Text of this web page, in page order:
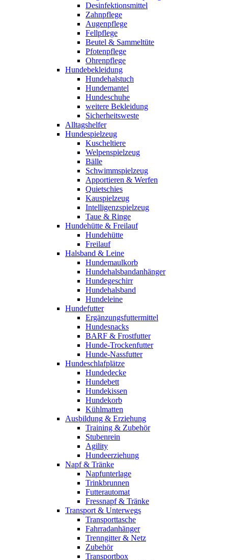
Desinfektionsmittel
Zahnpflege
Augenpflege
Fellpflege
Beutel & Sammeltüte
Pfotenpflege
Ohrenpflege
Hundebekleidung
Hundehalstuch
Hundemantel
Hundeschuhe
weitere Bekleidung
Sicherheitsweste
Alltagshelfer
Hundespielzeug
Kuscheltiere
Welpenspielzeug
Bälle
Schwimmspielzeug
Apportieren & Werfen
Quietschies
Kauspielzeug
Intelligenzspielzeug
Taue & Ringe
Hundehütte & Freilauf
Hundehütte
Freilauf
Halsband & Leine
Hundemaulkorb
Hundehalsbandanhänger
Hundegeschirr
Hundehalsband
Hundeleine
Hundefutter
Ergänzungsfuttermittel
Hundesnacks
BARF & Frostfutter
Hunde-Trockenfutter
Hunde-Nassfutter
Hundeschlafplätze
Hundedecke
Hundebett
Hundekissen
Hundekorb
Kühlmatten
Ausbildung & Erziehung
Training & Zubehör
Stubenrein
Agility
Hundeerziehung
Napf & Tränke
Napfunterlage
Trinkbrunnen
Futterautomat
Fressnapf & Tränke
Transport & Unterwegs
Transporttasche
Fahrradanhänger
Trenngitter & Netz
Zubehör
Transportbox